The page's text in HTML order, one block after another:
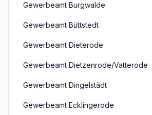
Gewerbeamt Burgwalde
Gewerbeamt Büttstedt
Gewerbeamt Dieterode
Gewerbeamt Dietzenrode/Vatterode
Gewerbeamt Dingelstädt
Gewerbeamt Ecklingerode